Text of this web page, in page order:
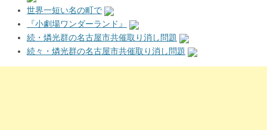
世界一短い名の町で
『小劇場ワンダーランド』
続・燐光群の名古屋市共催取り消し問題
続々・燐光群の名古屋市共催取り消し問題